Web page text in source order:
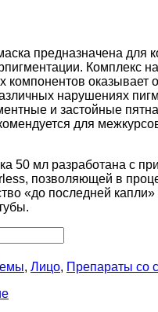
предназначена для
Комплекс
компонентов оказывает
нарушениях
и застойные
для
50 мл разработана с
позволяющей в
«до последней
, Лицо, Препараты со